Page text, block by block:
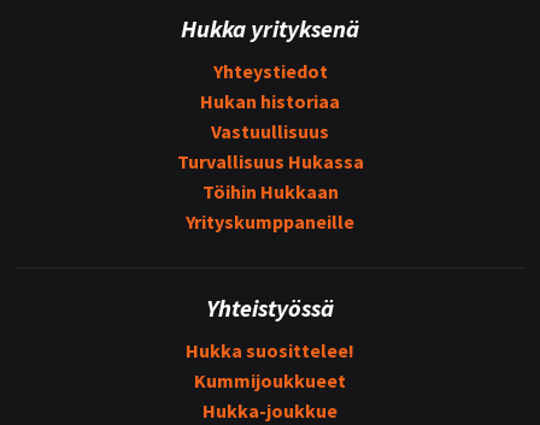
Hukka yrityksenä
Yhteystiedot
Hukan historiaa
Vastuullisuus
Turvallisuus Hukassa
Töihin Hukkaan
Yrityskumppaneille
Yhteistyössä
Hukka suosittelee!
Kummijoukkueet
Hukka-joukkue